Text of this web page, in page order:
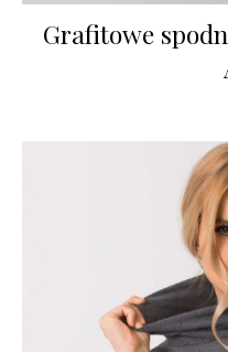
Grafitowe